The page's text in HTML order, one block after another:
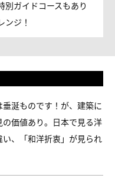
別ガイドコースもあり
ンジ！
涎ものです！が、建築に
価値あり。日本で見る洋
、「和洋折衷」が見られ